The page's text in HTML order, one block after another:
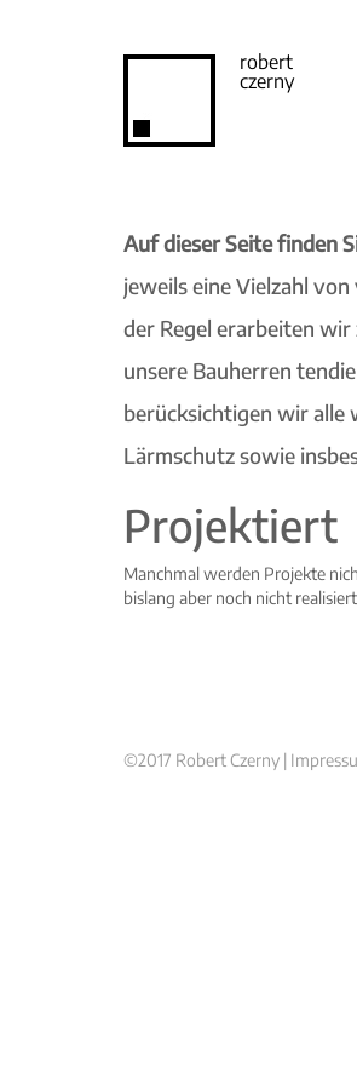
robert
czerny
Auf dieser Seite finden
jeweils eine Vielzahl
der Regel erarbeiten wir
unsere Bauherren
berücksichtigen wir alle
Lärmschutz sowie
Projektiert
Manchmal werden Projekte
bislang aber noch nicht
©2017 Robert Czerny |